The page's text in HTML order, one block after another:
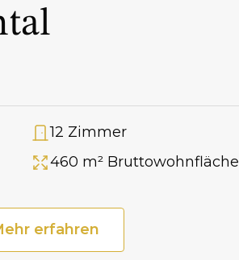
Anzahl Zimmer
12 Zimmer
Fläche
460 m² Bruttowohnfläche
erfahren